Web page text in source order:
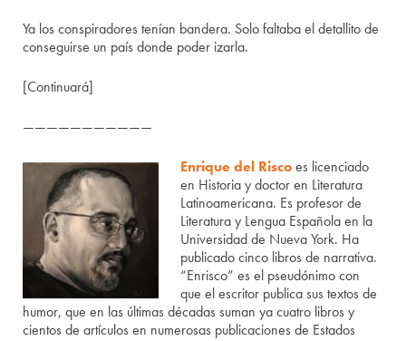
Ya los conspiradores tenían bandera. Solo faltaba el detallito de
conseguirse un país donde poder izarla.
[Continuará]
———————————
Enrique del Riscoes licenciado
en Historia y doctor en Literatura
Latinoamericana. Es profesor de
Literatura y Lengua Española en la
Universidad de Nueva York. Ha
publicado cinco libros de narrativa.
“Enrisco” es el pseudónimo con
que el escritor publica sus textos de
humor, que en las últimas décadas suman ya cuatro libros y
cientos de artículos en numerosas publicaciones de Estados